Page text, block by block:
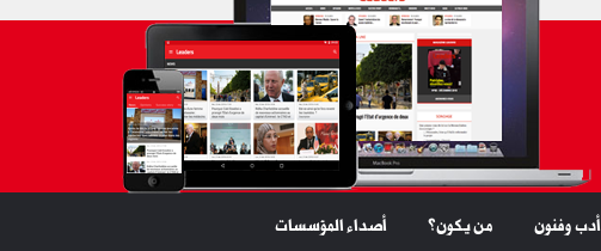
أدب وفنون من يكون؟ أصداء المؤسسات